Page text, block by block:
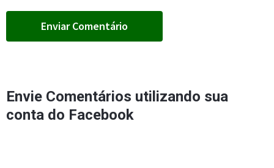
Envie Comentários utilizando sua
conta do Facebook